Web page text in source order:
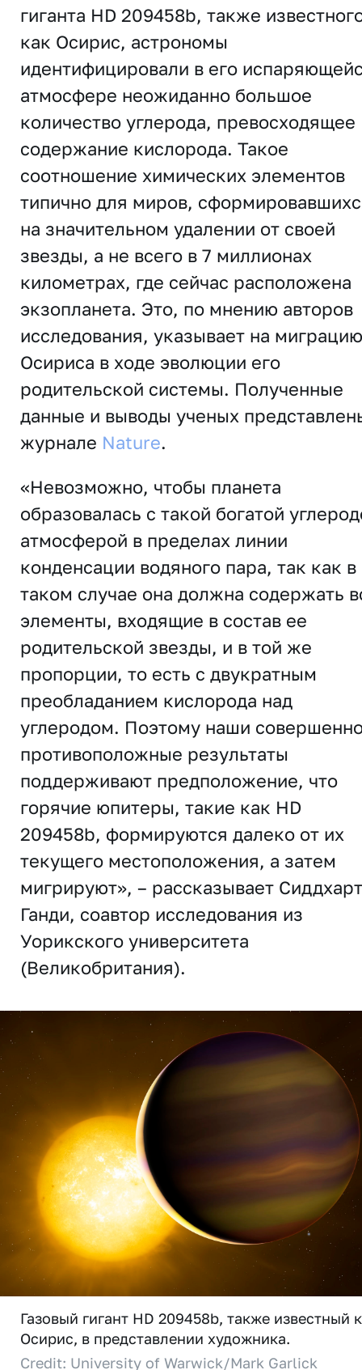
гиганта HD 209458b, также
как Осирис, астрономы
идентифицировали в его
атмосфере неожиданно большое
количество углерода, превосходящее
содержание кислорода. Такое
соотношение химических элементов
типично для миров,
на значительном удалении от своей
звезды, а не всего в 7 миллионах
километрах, где сейчас расположена
экзопланета. Это, по мнению авторов
исследования, указывает на миграцию
Осириса в ходе эволюции его
родительской системы. Полученные
данные и выводы ученых
журнале Nature.
«Невозможно, чтобы планета
образовалась с такой богатой
атмосферой в пределах линии
конденсации водяного пара, так как в
таком случае она должна содержать
элементы, входящие в состав ее
родительской звезды, и в той же
пропорции, то есть с двукратным
преобладанием кислорода над
углеродом. Поэтому наши
противоположные результаты
поддерживают предположение, что
горячие юпитеры, такие как HD
209458b, формируются далеко от их
текущего местоположения, а затем
мигрируют», – рассказывает Сиддхарт
Ганди, соавтор исследования из
Уорикского университета
(Великобритания).
Газовый гигант HD 209458b, также известный
Осирис, в представлении художника.
Credit: University of Warwick/Mark Garlick